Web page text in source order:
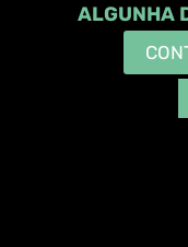
ALGUNHA